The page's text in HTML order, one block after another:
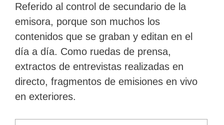
Referido al control de secundario de la
emisora, porque son muchos los
contenidos que se graban y editan en el
día a día. Como ruedas de prensa,
extractos de entrevistas realizadas en
directo, fragmentos de emisiones en vivo
en exteriores.